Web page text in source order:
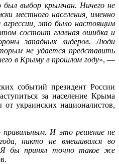
выбор крымчан. Ничего не
местного населения, именно
это было настоящим
состоит главная ошибка и
западных лидеров. Люди
не удается представить
в Крыму в прошлом году», —
событий президент России
за население Крыма
от украинских националистов,
правильным. И это решение не
никто не вмешивался во
Я бы принял точно такое же